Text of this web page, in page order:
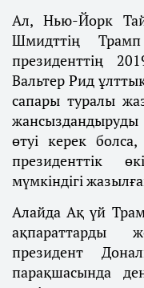
Ал, Нью-Йорк
Шмидттің
президенттің
Вальтер Рид
сапары туралы
өтуі керек
президенттік
мүмкіндігі
Алайда Ақ үй
ақпараттарды
президент
парақшасында